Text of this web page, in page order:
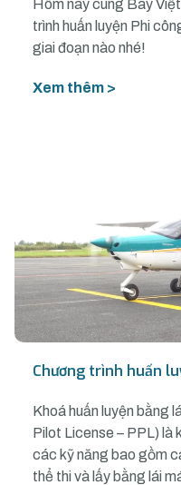
Hôm nay cùng Bay
trình huấn luyện Phi
giai đoạn nào nhé!
Xem thêm >
Chương trình huấn
Khoá huấn luyện bằng
Pilot License – PPL) là
các kỹ năng bao gồm
thể thi và lấy bằng lái